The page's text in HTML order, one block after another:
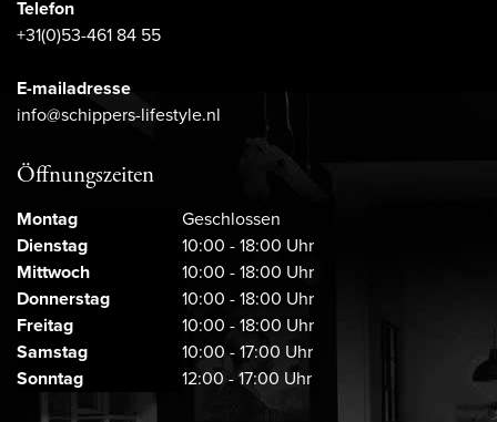
Telefon
+31(0)53-461 84 55
E-mailadresse
info@schippers-lifestyle.nl
Öffnungszeiten
Montag
Geschlossen
Dienstag
10:00 - 18:00 Uhr
Mittwoch
10:00 - 18:00 Uhr
Donnerstag
10:00 - 18:00 Uhr
Freitag
10:00 - 18:00 Uhr
Samstag
10:00 - 17:00 Uhr
Sonntag
12:00 - 17:00 Uhr